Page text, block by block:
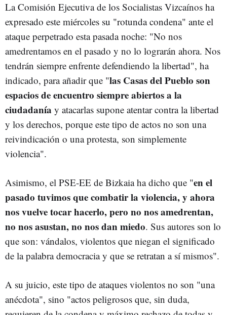
La Comisión Ejecutiva de los Socialistas Vizcaínos ha
expresado este miércoles su "rotunda condena" ante el
ataque perpetrado esta pasada noche: "No nos
amedrentamos en el pasado y no lo lograrán ahora. Nos
tendrán siempre enfrente defendiendo la libertad", ha
indicado, para añadir que "las Casas del Pueblo son
espacios de encuentro siempre abiertos a la
ciudadanía y atacarlas supone atentar contra la libertad
y los derechos, porque este tipo de actos no son una
reivindicación o una protesta, son simplemente
violencia".
Asimismo, el PSE-EE de Bizkaia ha dicho que "en el
pasado tuvimos que combatir la violencia, y ahora
nos vuelve tocar hacerlo, pero no nos amedrentan,
no nos asustan, no nos dan miedo. Sus autores son lo
que son: vándalos, violentos que niegan el significado
de la palabra democracia y que se retratan a sí mismos".
A su juicio, este tipo de ataques violentos no son "una
anécdota", sino "actos peligrosos que, sin duda,